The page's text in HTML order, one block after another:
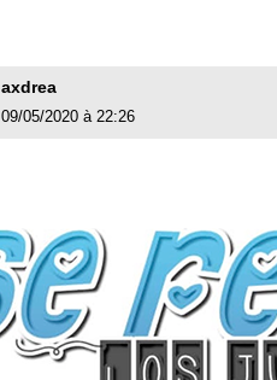
axdrea
09/05/2020 à 22:26